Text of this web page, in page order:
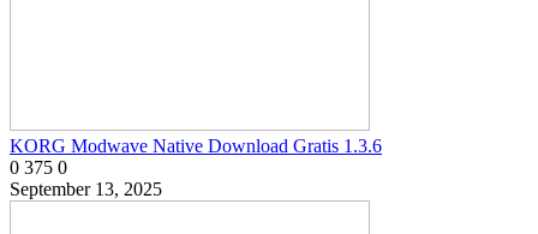
KORG Modwave Native Download Gratis 1.3.6
0 375 0
September 13, 2025